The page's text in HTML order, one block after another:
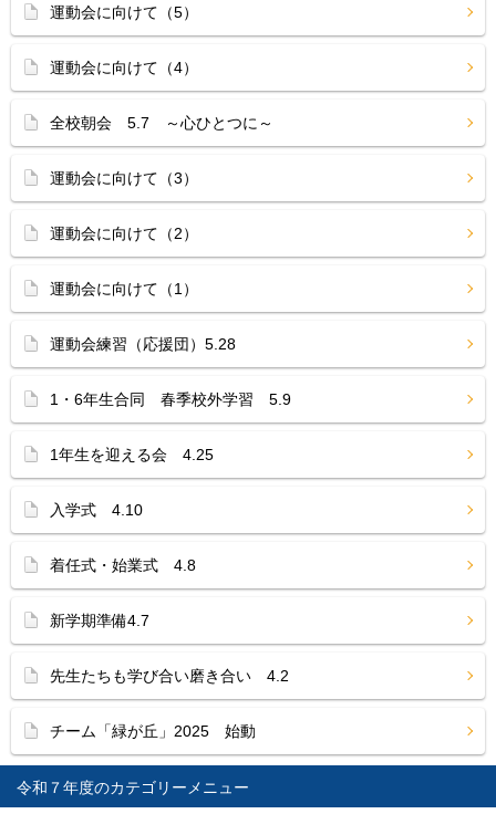
令和７年度
運動会に向けて（5）
運動会に向けて（4）
全校朝会 5.7 ～心ひとつに～
運動会に向けて（3）
運動会に向けて（2）
運動会に向けて（1）
運動会練習（応援団）5.28
1・6年生合同 春季校外学習 5.9
1年生を迎える会 4.25
入学式 4.10
着任式・始業式 4.8
新学期準備4.7
先生たちも学び合い磨き合い 4.2
チーム「緑が丘」2025 始動